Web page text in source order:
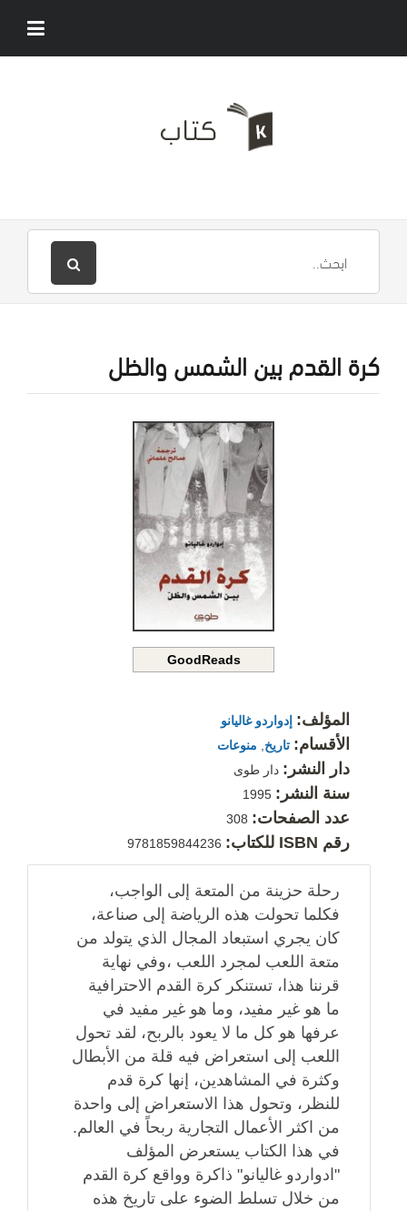
كرة القدم بين الشمس والظل
GoodReads
المؤلف: إدواردو غاليانو
الأقسام: تاريخ منوعات
دار النشر: دار طوى
سنة النشر:
عدد الصفحات:
رقم ISBN للكتاب: 9781859844236
رحلة حزينة من المتعة إلى الواجب،
فكلما تحولت هذه الرياضة إلى صناعة،
كان يجري استبعاد المجال الذي يتولد من
متعة اللعب لمجرد اللعب ،وفي نهاية
قرننا هذا، تستنكر كرة القدم الاحترافية
ما هو غير مفيد، وما هو غير مفيد في
عرفها هو كل ما لا يعود بالربح، لقد تحول
اللعب إلى استعراض فيه قلة من الأبطال
وكثرة في المشاهدين، إنها كرة قدم
للنظر، وتحول هذا الاستعراض إلى واحدة
من اكثر الأعمال التجارية ربحاً في العالم.
في هذا الكتاب يستعرض المؤلف
"ادواردو غاليانو" ذاكرة وواقع كرة القدم
من خلال تسلط الضوء على تاريخ هذه